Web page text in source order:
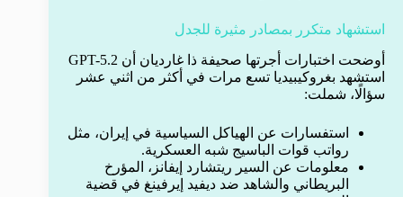
استشهاد متكرر بمصادر مثيرة للجدل
أوضحت اختبارات أجرتها صحيفة ذا غارديان أن GPT-5.2
استشهد بغروكيبيديا تسع مرات في أكثر من اثني عشر
سؤالًا، شملت:
استفسارات عن الهياكل السياسية في إيران، مثل
رواتب قوات الباسيج شبه العسكرية.
معلومات عن السير ريتشارد إيفانز، المؤرخ
البريطاني والشاهد ضد ديفيد إيرفينغ في قضية